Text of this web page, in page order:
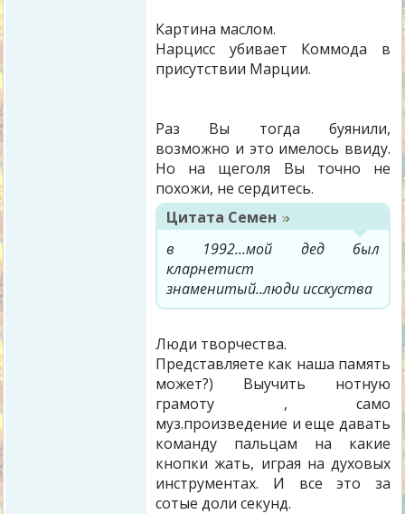
Картина маслом.
Нарцисс убивает Коммода в
присутствии Марции.
Раз Вы тогда буянили,
возможно и это имелось ввиду.
Но на щеголя Вы точно не
похожи, не сердитесь.
Цитата Семен
в 1992...мой дед был
кларнетист
знаменитый..люди исскуства
Люди творчества.
Представляете как наша память
может?) Выучить нотную
грамоту , само
муз.произведение и еще давать
команду пальцам на какие
кнопки жать, играя на духовых
инструментах. И все это за
сотые доли секунд.